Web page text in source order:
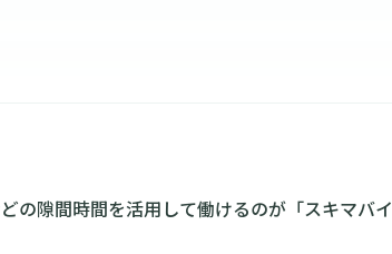
の隙間時間を活用して働けるのが「スキマバイ